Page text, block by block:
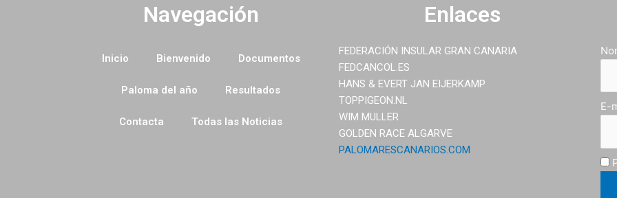
Navegación
Inicio Bienvenido Documentos
Paloma del año Resultados
Contacta Todas las Noticias
Enlaces
FEDERACIÓN INSULAR GRAN CANARIA
FEDCANCOL.ES
HANS & EVERT JAN EIJERKAMP
TOPPIGEON.NL
WIM MULLER
GOLDEN RACE ALGARVE
PALOMARESCANARIOS.COM
E-